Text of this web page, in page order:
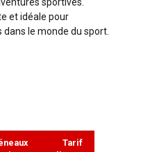
et idéale pour
le monde du sport.
Tarif